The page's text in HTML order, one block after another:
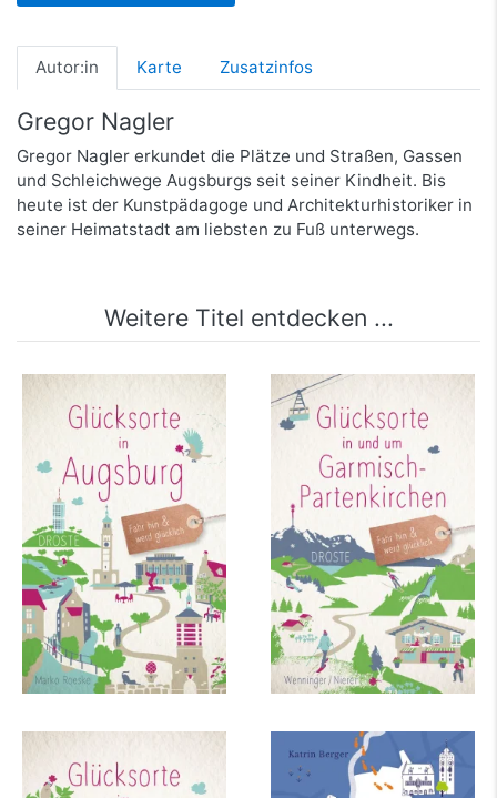
Autor:in Karte Zusatzinfos
Gregor Nagler
Gregor Nagler erkundet die Plätze und Straßen, Gassen
und Schleichwege Augsburgs seit seiner Kindheit. Bis
heute ist der Kunstpädagoge und Architekturhistoriker in
seiner Heimatstadt am liebsten zu Fuß unterwegs.
Weitere Titel entdecken ...
Glücksorte in
Augsburg
mehr Infos …
Glücksorte in und um
Garmisch-
Partenkirchen
mehr Infos …
Glücksorte im
Odenwald
Zu Fuß durch
Regensburg